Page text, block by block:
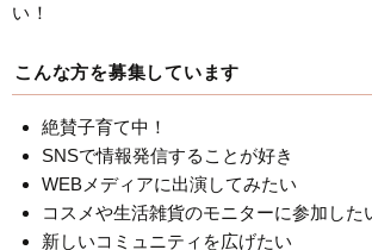
い！
こんな方を募集しています
絶賛子育て中！
SNSで情報発信することが好き
WEBメディアに出演してみたい
コスメや生活雑貨のモニターに参加した
新しいコミュニティを広げたい